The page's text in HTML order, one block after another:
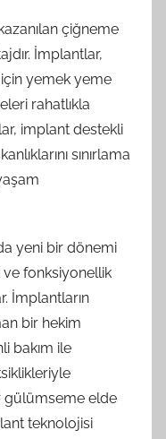
çiğneme
İmplantlar,
yemek yeme
rahatlıkla
implant destekli
sınırlama
yeni bir dönemi
ve fonksiyonellik
İmplantların
bir hekim
bakım ile
gülümseme elde
teknolojisi